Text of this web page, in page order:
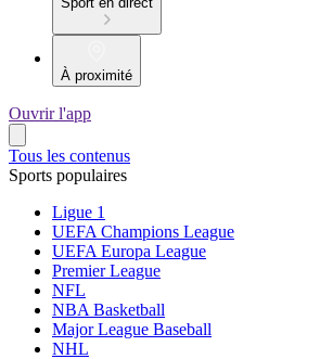
À proximité
Ouvrir l'app
Tous les contenus
Sports populaires
Ligue 1
UEFA Champions League
UEFA Europa League
Premier League
NFL
NBA Basketball
Major League Baseball
NHL